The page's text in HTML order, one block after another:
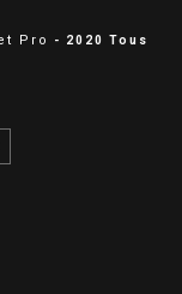
Pro - 2020 Tous